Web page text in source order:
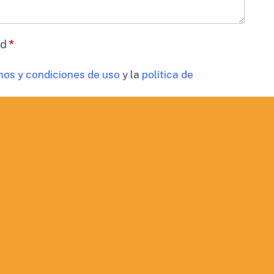
*
y condiciones de uso y la política de